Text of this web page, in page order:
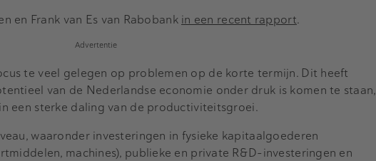
en Frank van Es van Rabobank in een recent rapport.
Advertentie
te veel gelegen op problemen op de korte termijn. Dit heeft
van de Nederlandse economie onder druk is komen te staan,
een sterke daling van de productiviteitsgroei.
waaronder investeringen in fysieke kapitaalgoederen
machines), publieke en private R&D-investeringen en